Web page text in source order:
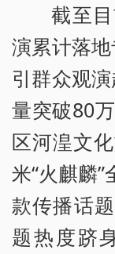
截至
演累计落
引群众观
量突破80
区河湟文
米“火麒麟
款传播话
题热度跻